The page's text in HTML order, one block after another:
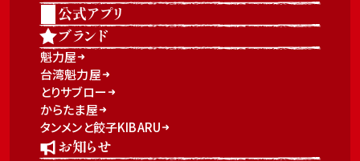
公式アプリ
ブランド
魁力屋
台湾魁力屋
とりサブロー
からたま屋
タンメンと餃子KIBARU
お知らせ